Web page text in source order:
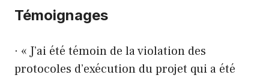
Témoignages
· « J’ai été témoin de la violation des
protocoles d’exécution du projet qui a été